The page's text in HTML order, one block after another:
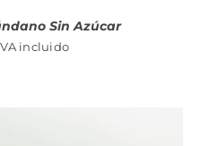
Sin Azúcar
incluido